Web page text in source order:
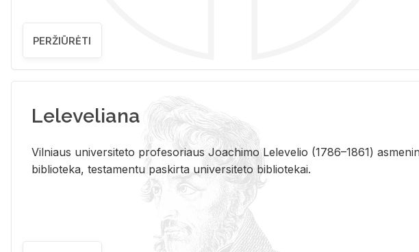
PERŽIŪRĖTI
Leleveliana
Vil­niaus uni­ver­si­te­to pro­fe­so­riaus Jo­a­chi­mo Le­le­ve­lio (1786–1861)
bi­b­lio­te­ka, te­sta­men­tu pa­skir­ta uni­ver­si­te­to bi­b­lio­te­kai.